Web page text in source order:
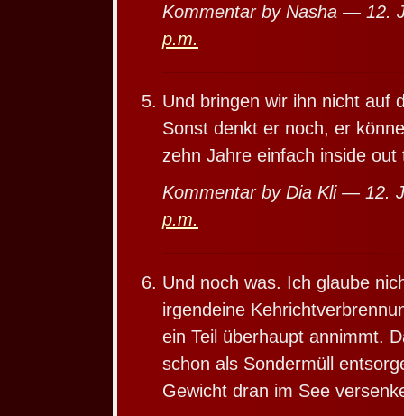
Kommentar by Nasha — 12.
p.m.
Und bringen wir ihn nicht auf
Sonst denkt er noch, er
zehn Jahre einfach inside
Kommentar by Dia Kli — 12.
p.m.
Und noch was. Ich glaube
irgendeine
ein Teil überhaupt annimmt.
schon als Sondermüll
Gewicht dran im See